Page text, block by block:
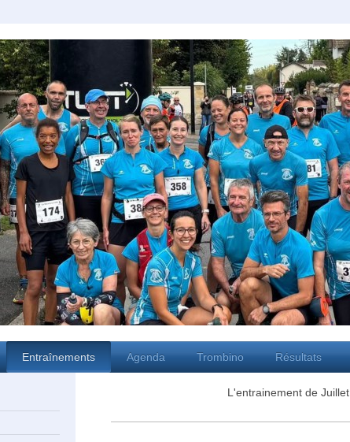
Entraînements Agenda Trombino Résultats
L'entrainement de Juillet